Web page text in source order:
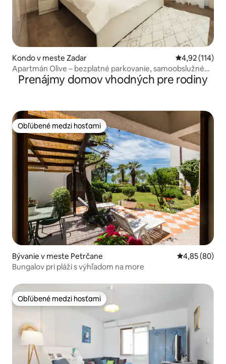
Kondo v meste Zadar Priemerné
4,92 (114)
Apartmán Olive – bezplatné parkovanie, samoobslužné
ubytovanie
Prenájmy domov vhodných pre rodiny
Obľúbené medzi hosťami
Obľúbené medzi hosťami
Bývanie v meste Petrčane Priemerné
4,85 (80)
Bungalov pri pláži s výhľadom na more
Obľúbené medzi hosťami
Obľúbené medzi hosťami